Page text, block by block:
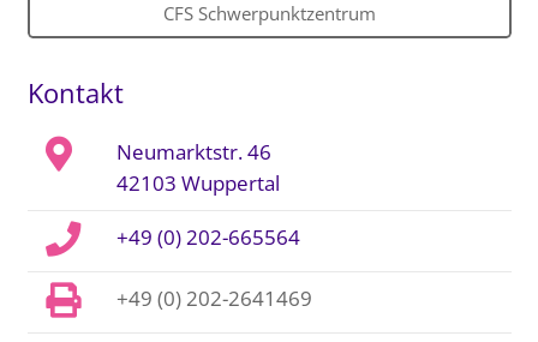
CFS Schwerpunktzentrum
Kontakt
Neumarktstr. 46
42103 Wuppertal
+49 (0) 202-665564
+49 (0) 202-2641469